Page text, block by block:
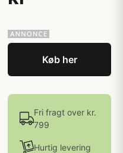
Køb her
Fri fragt over kr.
799
Hurtig levering